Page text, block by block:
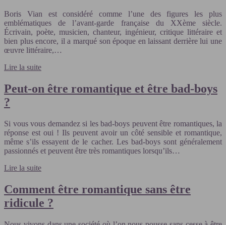
Boris Vian est considéré comme l’une des figures les plus
emblématiques de l’avant-garde française du XXème siècle.
Écrivain, poète, musicien, chanteur, ingénieur, critique littéraire et
bien plus encore, il a marqué son époque en laissant derrière lui une
œuvre littéraire,…
Lire la suite
Peut-on être romantique et être bad-boys
?
Si vous vous demandez si les bad-boys peuvent être romantiques, la
réponse est oui ! Ils peuvent avoir un côté sensible et romantique,
même s’ils essayent de le cacher. Les bad-boys sont généralement
passionnés et peuvent être très romantiques lorsqu’ils…
Lire la suite
Comment être romantique sans être
ridicule ?